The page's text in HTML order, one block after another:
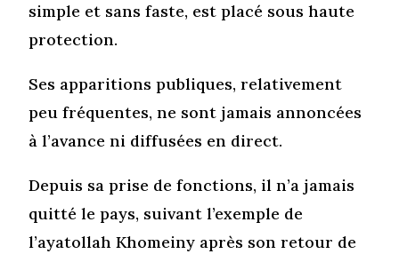
simple et sans faste, est placé sous haute
protection.
Ses apparitions publiques, relativement
peu fréquentes, ne sont jamais annoncées
à l’avance ni diffusées en direct.
Depuis sa prise de fonctions, il n’a jamais
quitté le pays, suivant l’exemple de
l’ayatollah Khomeiny après son retour de